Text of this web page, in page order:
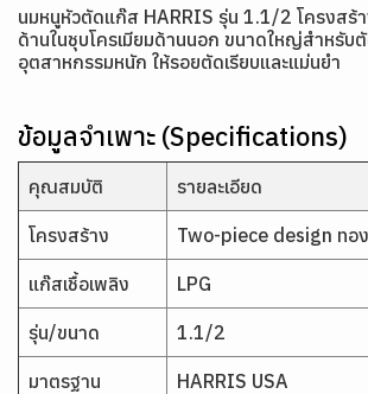
นมหนูหัวตัดแก๊ส HARRIS รุ่น 1.1/2 โครงสร้
ด้านในชุบโครเมียมด้านนอก ขนาดใหญ่สำหรับ
อุตสาหกรรมหนัก ให้รอยตัดเรียบและแม่นยำ
ข้อมูลจำเพาะ (Specifications)
คุณสมบัติ รายละเอียด
โครงสร้าง Two-piece design ทอง
แก๊สเชื้อเพลิง LPG
รุ่น/ขนาด 1.1/2
มาตรฐาน HARRIS USA